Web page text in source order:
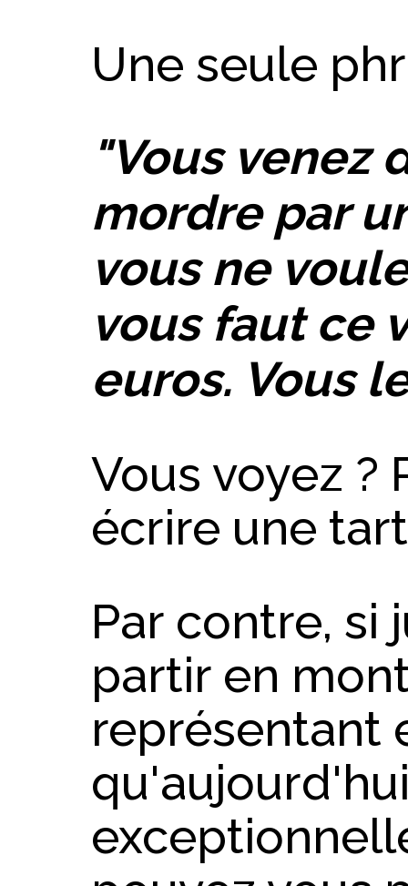
Une seule
"Vous venez
mordre par
vous ne
vous faut ce
euros. Vous
Vous voyez ?
écrire une
Par contre, si
partir en
représentant